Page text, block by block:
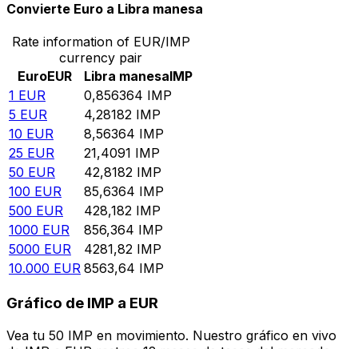
Convierte Euro a Libra manesa
Rate information of EUR/IMP
currency pair
EuroEUR Libra manesaIMP
1 EUR 0,856364 IMP
5 EUR 4,28182 IMP
10 EUR 8,56364 IMP
25 EUR 21,4091 IMP
50 EUR 42,8182 IMP
100 EUR 85,6364 IMP
500 EUR 428,182 IMP
1000 EUR 856,364 IMP
5000 EUR 4281,82 IMP
10.000 EUR 8563,64 IMP
Gráfico de IMP a EUR
Vea tu 50 IMP en movimiento. Nuestro gráfico en vivo